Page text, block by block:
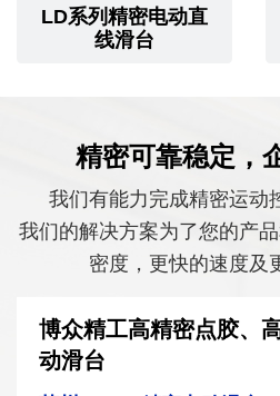
LD系列精密电动直
线滑台
精密可靠稳定，
我们有能力完成精密运动
我们的解决方案为了您的产
密度，更快的速度及
博众精工高精密点胶、
动滑台